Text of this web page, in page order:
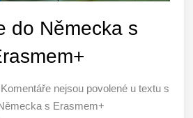
do Německa s
Komentáře nejsou povolené u textu s
s Erasmem+